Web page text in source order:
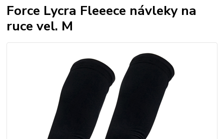
Force Lycra Fleeece návleky na
ruce vel. M